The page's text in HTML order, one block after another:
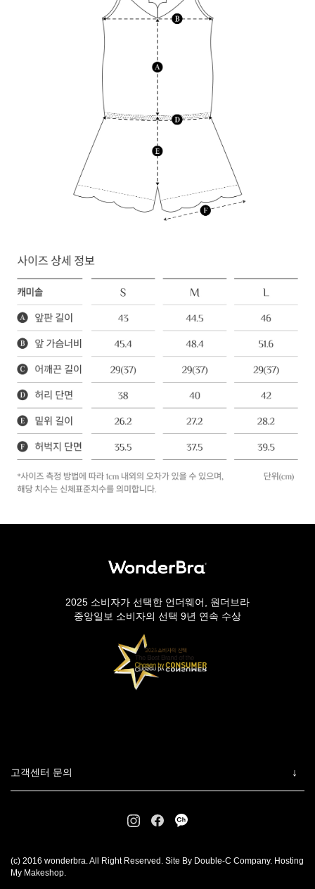
2025 소비자가 선택한 언더웨어, 원더브라
중앙일보 소비자의 선택 9년 연속 수상
고객센터 문의
(c) 2016 wonderbra. All Right Reserved. Site By Double-C Company. Hosting
My Makeshop.